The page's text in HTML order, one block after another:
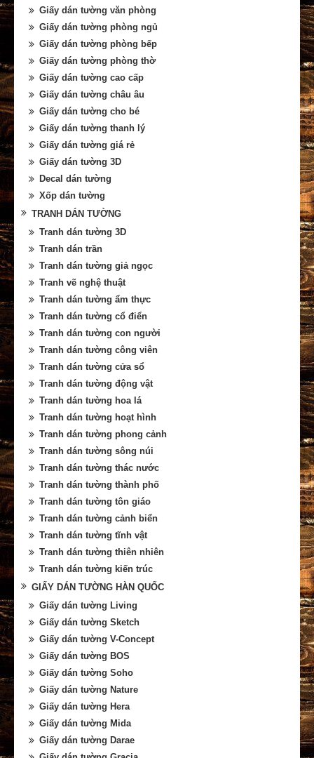
Giấy dán tường văn phòng
Giấy dán tường phòng ngủ
Giấy dán tường phòng bếp
Giấy dán tường phòng thờ
Giấy dán tường cao cấp
Giấy dán tường châu âu
Giấy dán tường cho bé
Giấy dán tường thanh lý
Giấy dán tường giá rẻ
Giấy dán tường 3D
Decal dán tường
Xốp dán tường
TRANH DÁN TƯỜNG
Tranh dán tường 3D
Tranh dán trần
Tranh dán tường giả ngọc
Tranh vẽ nghệ thuật
Tranh dán tường ẩm thực
Tranh dán tường cổ điển
Tranh dán tường con người
Tranh dán tường công viên
Tranh dán tường cửa sổ
Tranh dán tường động vật
Tranh dán tường hoa lá
Tranh dán tường hoạt hình
Tranh dán tường phong cảnh
Tranh dán tường sông núi
Tranh dán tường thác nước
Tranh dán tường thành phố
Tranh dán tường tôn giáo
Tranh dán tường cảnh biển
Tranh dán tường tĩnh vật
Tranh dán tường thiên nhiên
Tranh dán tường kiến trúc
GIẤY DÁN TƯỜNG HÀN QUỐC
Giấy dán tường Living
Giấy dán tường Sketch
Giấy dán tường V-Concept
Giấy dán tường BOS
Giấy dán tường Soho
Giấy dán tường Nature
Giấy dán tường Hera
Giấy dán tường Mida
Giấy dán tường Darae